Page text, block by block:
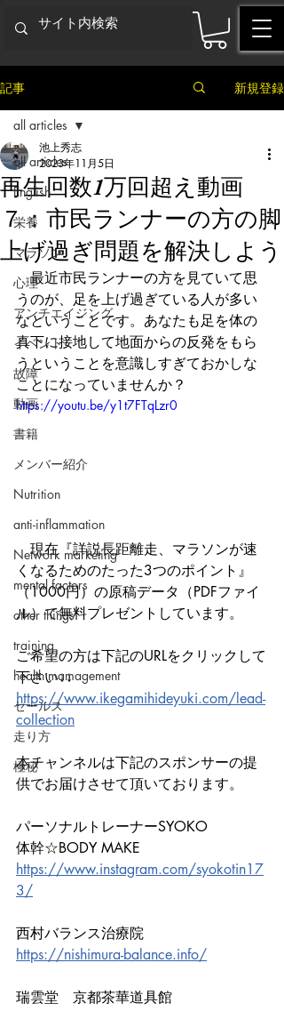
記事 新規登録
all articles
English
栄養
マラソン
心理
アンチエイジング
イベント
故障
動画
書籍
メンバー紹介
Nutrition
anti-inflammation
Network marketing
mental factors
other things
training
health mamagement
セールス
走り方
極秘
all articles
再生回数1万回超え動画
７：市民ランナーの方の脚
上げ過ぎ問題を解決しよう
池上秀志
2023年11月5日
最近市民ランナーの方を見ていて思
うのが、足を上げ過ぎている人が多い
なということです。あなたも足を体の
真下に接地して地面からの反発をもら
うということを意識しすぎておかしな
ことになっていませんか？
https://youtu.be/y1t7FTqLzr0
現在『詳説長距離走、マラソンが速
くなるためのたった3つのポイント』
（1000円）の原稿データ（PDFファイ
ル）で無料プレゼントしています。
ご希望の方は下記のURLをクリックして
下さい↓↓
https://www.ikegamihideyuki.com/lead-
collection
本チャンネルは下記のスポンサーの提
供でお届けさせて頂いております。
パーソナルトレーナーSYOKO
体幹☆BODY MAKE
https://www.instagram.com/syokotin17
3/
西村バランス治療院
https://nishimura-balance.info/
瑞雲堂　京都茶華道具館